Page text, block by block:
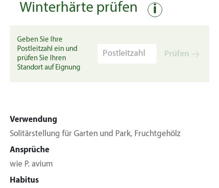
Winterhärte prüfen i
Geben Sie Ihre
Postleitzahl ein und
prüfen Sie Ihren
Standort auf Eignung
Prüfen
Verwendung
Solitärstellung für Garten und Park, Fruchtgehölz
Ansprüche
wie P. avium
Habitus